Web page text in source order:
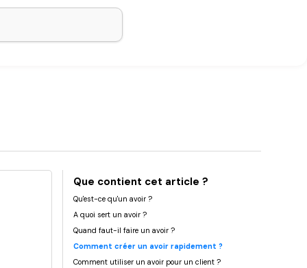
Que contient cet article ?
Qu'est-ce qu'un avoir ?
A quoi sert un avoir ?
Quand faut-il faire un avoir ?
Comment créer un avoir rapidement ?
Comment utiliser un avoir pour un client ?